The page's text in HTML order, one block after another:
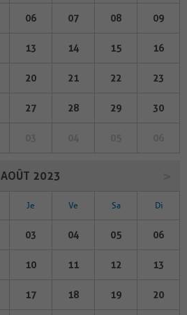
06 07 08 09
13 14 15 16
20 21 22 23
27 28 29 30
AOÛT 2023
Je Ve Sa Di
03 04 05 06
10 11 12 13
17 18 19 20